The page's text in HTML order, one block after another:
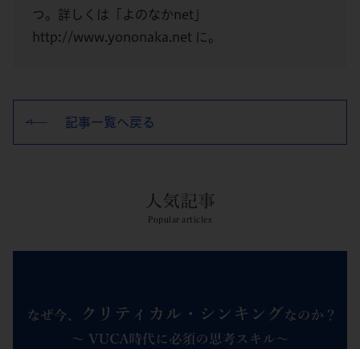
つ。詳しくは「よのなかnet」
http://www.yononaka.net に。
記事一覧へ戻る
人気記事
Popular articles